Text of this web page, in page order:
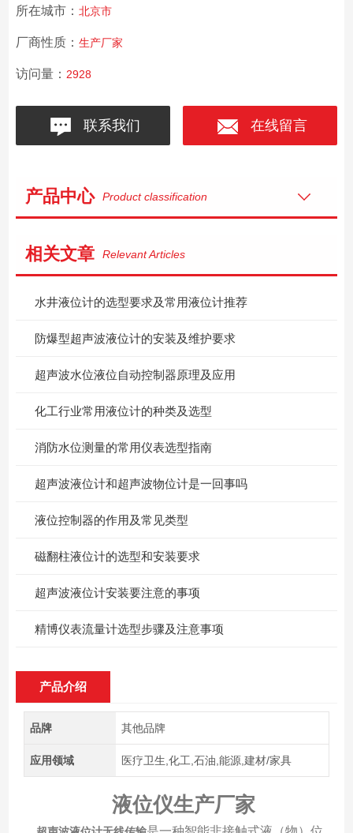
所在城市： 北京市
厂商性质： 生产厂家
访问量： 2928
联系我们 在线留言
产品中心 Product classification
相关文章 Relevant Articles
水井液位计的选型要求及常用液位计推荐
防爆型超声波液位计的安装及维护要求
超声波水位液位自动控制器原理及应用
化工行业常用液位计的种类及选型
消防水位测量的常用仪表选型指南
超声波液位计和超声波物位计是一回事吗
​液位控制器的作用及常见类型
磁翻柱液位计的选型和安装要求
超声波液位计安装要注意的事项
精博仪表流量计选型步骤及注意事项
产品介绍
品牌 其他品牌
应用领域 医疗卫生,化工,石油,能源,建材/家具
液位仪生产厂家